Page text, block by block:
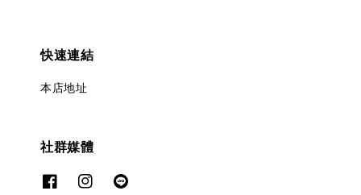
快速連結
本店地址
社群媒體